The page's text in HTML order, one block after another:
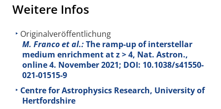
Weitere Infos
Originalveröffentlichung
M. Franco et al.:The ramp-up of interstellar
medium enrichment at z > 4, Nat. Astron.,
online 4. November 2021; DOI: 10.1038/s41550-
021-01515-9
Centre for Astrophysics Research, University of
Hertfordshire